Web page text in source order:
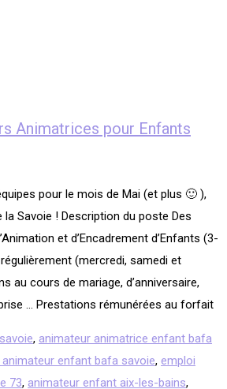
Animatrices pour Enfants
pour le mois de Mai (et plus 🙂 ),
Savoie ! Description du poste Des
et d’Encadrement d’Enfants (3-
(mercredi, samedi et
au cours de mariage, d’anniversaire,
… Prestations rémunérées au forfait
, animateur animatrice enfant bafa
enfant bafa savoie, emploi
73, animateur enfant aix-les-bains,